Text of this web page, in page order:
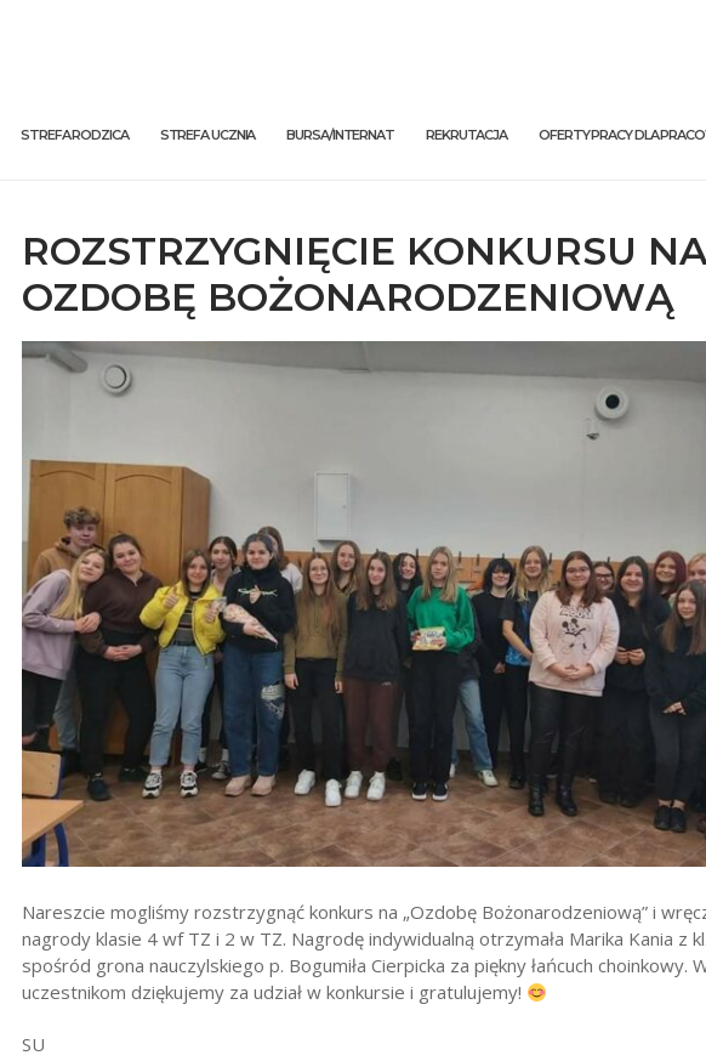
STREFA RODZICA STREFA UCZNIA BURSA/INTERNAT REKRUTACJA OFERTY PRACY DLA
LO SMS Talent
Strefa rodzica
Strefa ucznia
Bursa/Internat
Rekrutacja
Oferty pracy dla pracowników
Zadania realizowane z budżetu państwa
ROZSTRZYGNIĘCIE KONKURSU
OZDOBĘ BOŻONARODZENIOWĄ
Nareszcie mogliśmy rozstrzygnąć konkurs na „Ozdobę Bożonarodzeniową” i
nagrody klasie 4 wf TZ i 2 w TZ. Nagrodę indywidualną otrzymała Marika Kania z
spośród grona nauczylskiego p. Bogumiła Cierpicka za piękny łańcuch choinkowy.
uczestnikom dziękujemy za udział w konkursie i gratulujemy!
SU